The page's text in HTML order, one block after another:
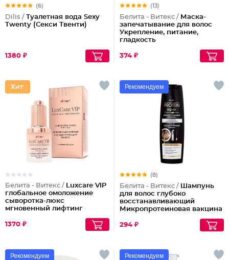
(6)
Dilis / Туалетная вода Sexy
Twenty (Секси Твенти)
1380 ₽
(13)
Белита - Витекс / Маска-
запечатывание для волос
Укрепление, питание,
гладкость
374 ₽
Белита - Витекс / Luxcare VIP
глобальное омоложение
сыворотка-люкс
мгновенный лифтинг
для лица
1370 ₽
Рекомендуем
(8)
Белита - Витекс / Шампунь
для волос глубоко
восстанавливающий
Микропротеиновая вакцина
294 ₽
Рекомендуем Рекомендуем